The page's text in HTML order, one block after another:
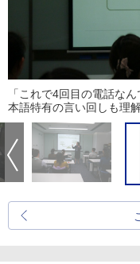
「これで4回目の電話な
本語特有の言い回しも理